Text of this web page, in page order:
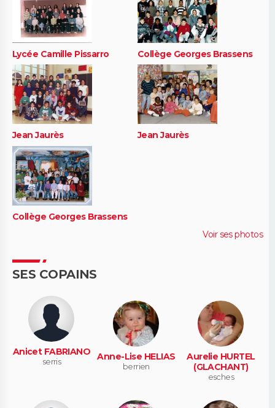
Lycée Camille Pissarro Collège Georges Brassens
Jean Jaurès Jean Jaurès
Collège Georges Brassens
Voir ses photos
SES COPAINS
Anicet FABRIANO
serris Anne-Lise HELIAS
berrien
Aurelie HURTEL
(GLACHANT)
esches